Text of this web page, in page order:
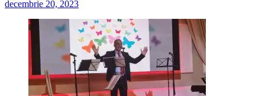
decembrie 20, 2023